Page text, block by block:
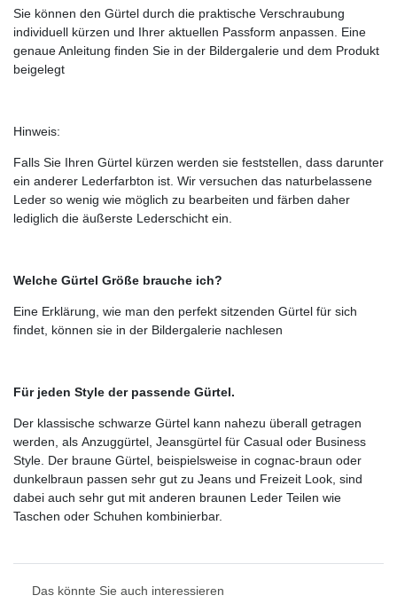
Sie können den Gürtel durch die praktische Verschraubung
individuell kürzen und Ihrer aktuellen Passform anpassen. Eine
genaue Anleitung finden Sie in der Bildergalerie und dem Produkt
beigelegt
Hinweis:
Falls Sie Ihren Gürtel kürzen werden sie feststellen, dass darunter
ein anderer Lederfarbton ist. Wir versuchen das naturbelassene
Leder so wenig wie möglich zu bearbeiten und färben daher
lediglich die äußerste Lederschicht ein.
Welche Gürtel Größe brauche ich?
Eine Erklärung, wie man den perfekt sitzenden Gürtel für sich
findet, können sie in der Bildergalerie nachlesen
Für jeden Style der passende Gürtel.
Der klassische schwarze Gürtel kann nahezu überall getragen
werden, als Anzuggürtel, Jeansgürtel für Casual oder Business
Style. Der braune Gürtel, beispielsweise in cognac-braun oder
dunkelbraun passen sehr gut zu Jeans und Freizeit Look, sind
dabei auch sehr gut mit anderen braunen Leder Teilen wie
Taschen oder Schuhen kombinierbar.
Das könnte Sie auch interessieren